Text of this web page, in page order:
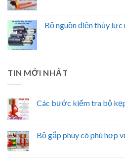
Bộ nguồn điện thủy
TIN MỚI NHẤT
Các bước kiểm tra bộ
Bộ gắp phuy có phù hợp